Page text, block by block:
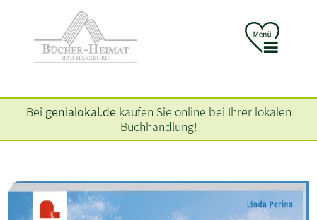
Bei genialokal.de kaufen Sie online bei Ihrer lokalen
Buchhandlung!